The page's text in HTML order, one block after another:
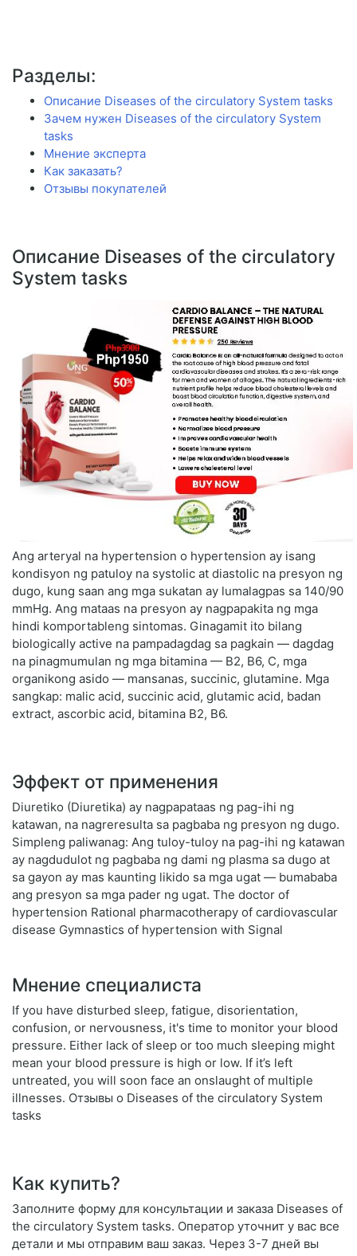
Разделы:
Описание Diseases of the circulatory System tasks
Зачем нужен Diseases of the circulatory System
tasks
Мнение эксперта
Как заказать?
Отзывы покупателей
Описание Diseases of the circulatory
System tasks
Ang arteryal na hypertension o hypertension ay isang
kondisyon ng patuloy na systolic at diastolic na presyon ng
dugo, kung saan ang mga sukatan ay lumalagpas sa 140/90
mmHg. Ang mataas na presyon ay nagpapakita ng mga
hindi komportableng sintomas. Ginagamit ito bilang
biologically active na pampadagdag sa pagkain — dagdag
na pinagmumulan ng mga bitamina — B2, B6, C, mga
organikong asido — mansanas, succinic, glutamine. Mga
sangkap: malic acid, succinic acid, glutamic acid, badan
extract, ascorbic acid, bitamina B2, B6.
Эффект от применения
Diuretiko (Diuretika) ay nagpapataas ng pag-ihi ng
katawan, na nagreresulta sa pagbaba ng presyon ng dugo.
Simpleng paliwanag: Ang tuloy-tuloy na pag-ihi ng katawan
ay nagdudulot ng pagbaba ng dami ng plasma sa dugo at
sa gayon ay mas kaunting likido sa mga ugat — bumababa
ang presyon sa mga pader ng ugat. The doctor of
hypertension Rational pharmacotherapy of cardiovascular
disease Gymnastics of hypertension with Signal
Мнение специалиста
If you have disturbed sleep, fatigue, disorientation,
confusion, or nervousness, it's time to monitor your blood
pressure. Either lack of sleep or too much sleeping might
mean your blood pressure is high or low. If it’s left
untreated, you will soon face an onslaught of multiple
illnesses. Отзывы о Diseases of the circulatory System
tasks
Как купить?
Заполните форму для консультации и заказа Diseases of
the circulatory System tasks. Оператор уточнит у вас все
детали и мы отправим ваш заказ. Через 3-7 дней вы